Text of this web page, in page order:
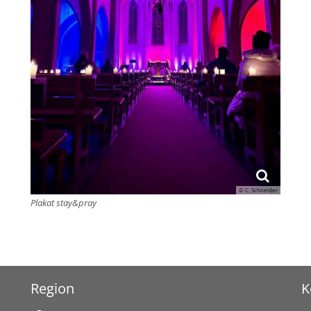
© C. Schneider
Plakat stay&pray
Region